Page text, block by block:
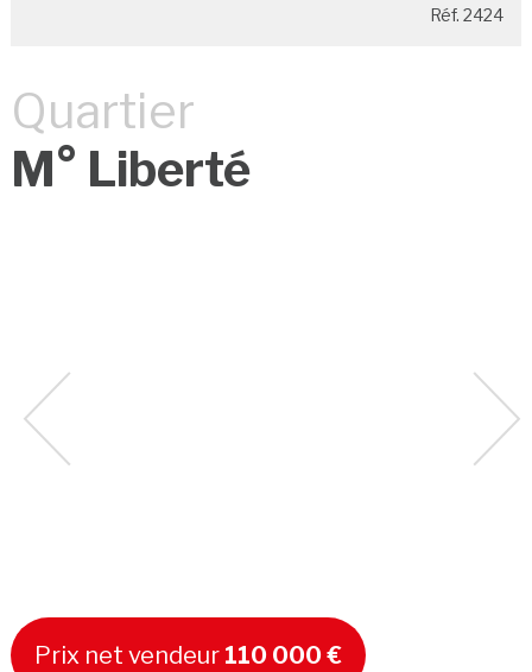
Réf. 2424
Quartier
M° Liberté
Prix net vendeur 110 000 €